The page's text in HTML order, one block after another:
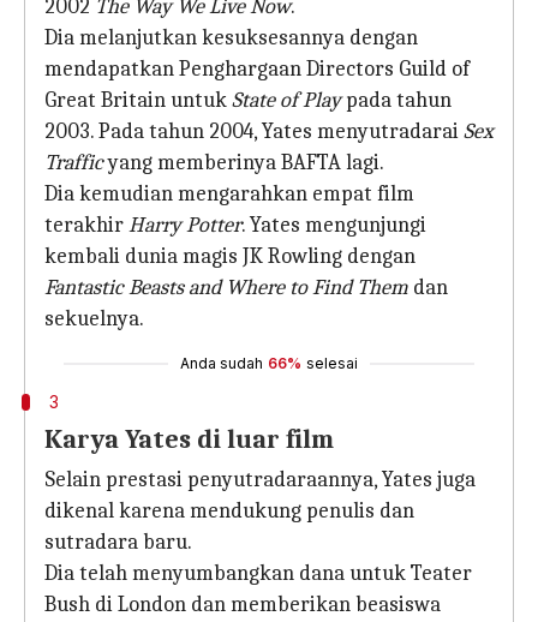
2002 The Way We Live Now.
Dia melanjutkan kesuksesannya dengan
mendapatkan Penghargaan Directors Guild of
Great Britain untukState of Playpada tahun
2003. Pada tahun 2004, Yates menyutradaraiSex
Trafficyang memberinya BAFTA lagi.
Dia kemudian mengarahkan empat film
terakhirHarry Potter. Yates mengunjungi
kembali dunia magis JK Rowling dengan
Fantastic Beasts and Where to Find Them dan
sekuelnya.
Anda sudah 66% selesai
3
Karya Yates di luar film
Selain prestasi penyutradaraannya, Yates juga
dikenal karena mendukung penulis dan
sutradara baru.
Dia telah menyumbangkan dana untuk Teater
Bush di London dan memberikan beasiswa